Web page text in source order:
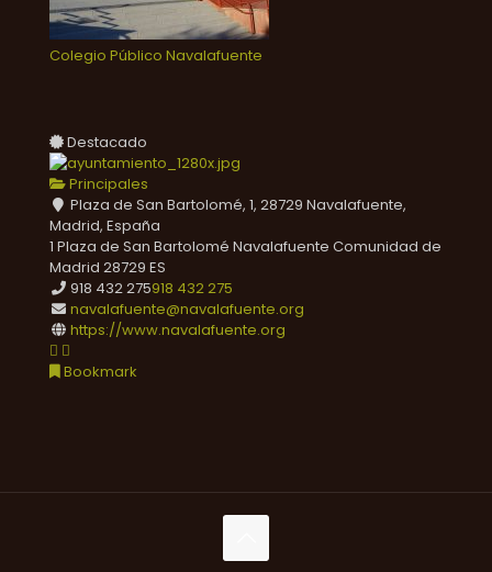
Colegio Público Navalafuente
Destacado
Principales
Plaza de San Bartolomé, 1, 28729 Navalafuente,
Madrid, España
1 Plaza de San Bartolomé Navalafuente Comunidad de
Madrid 28729 ES
918 432 275918 432 275
navalafuente@navalafuente.org
https://www.navalafuente.org
Bookmark